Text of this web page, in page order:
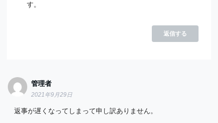
す。
返信する
管理者
2021年9月29日
返事が遅くなってしまって申し訳ありません。